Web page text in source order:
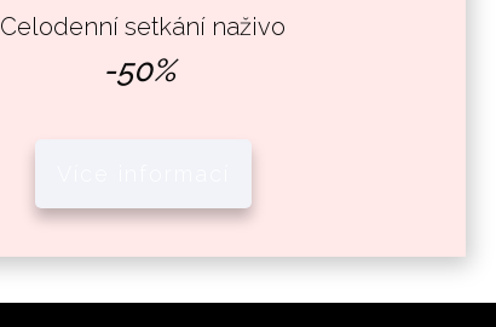
Celodenní setkání naživo
-50%